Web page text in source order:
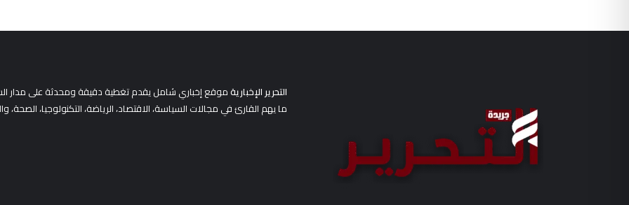
التحرير الإخباريةموقع إخباري شامل يقدم تغطية دقيقة ومحدثة على مدار
ما يهم القارئ في مجالات السياسة، الاقتصاد، الرياضة، التكنولوجيا،